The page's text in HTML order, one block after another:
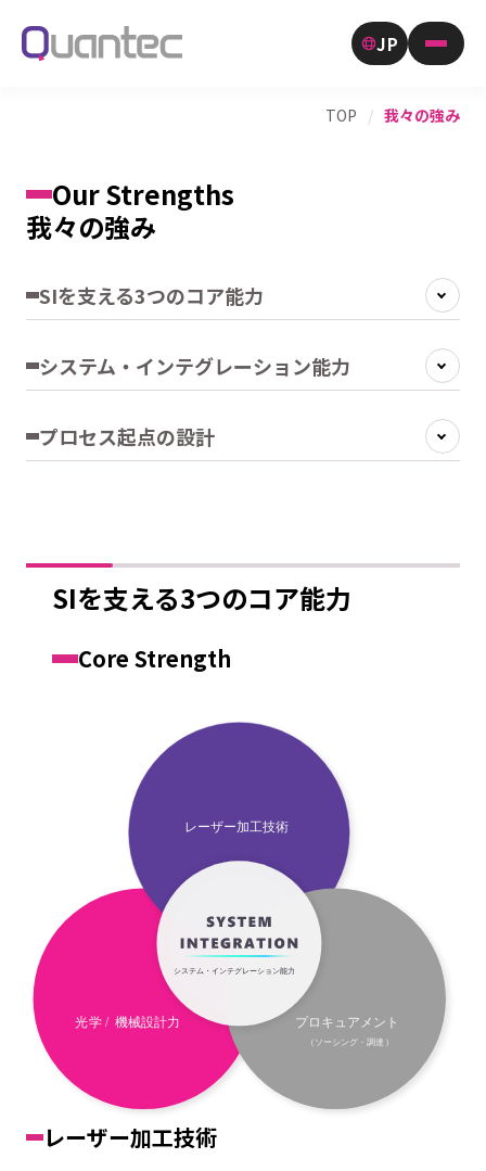
JP
TOP / 我々の強み
Our Strengths
我々の強み
SIを支える3つのコア能力
システム・インテグレーション能力
プロセス起点の設計
SIを支える3つのコア能力
Core Strength
レーザー加工技術